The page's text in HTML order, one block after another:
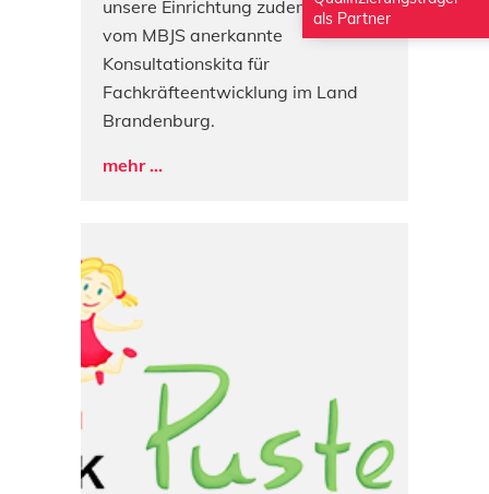
unsere Einrichtung zudem eine
vom MBJS anerkannte
Konsultationskita für
Fachkräfteentwicklung im Land
Brandenburg.
mehr ...
als Partner